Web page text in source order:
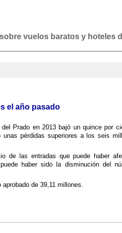
vuelos baratos y hoteles
el año pasado
Prado en 2013 bajó un quince por
pérdidas superiores a los seis
de las entradas que puede haber
haber sido la disminución del
de 39,11 millones.